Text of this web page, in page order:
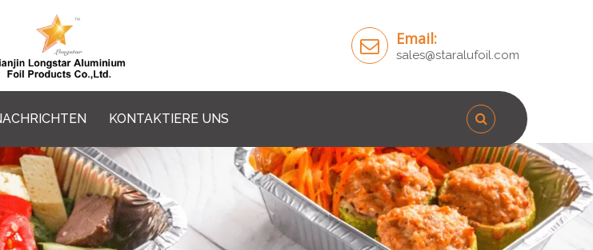
Email:
sales@staralufoil.com
KONTAKTIERE UNS